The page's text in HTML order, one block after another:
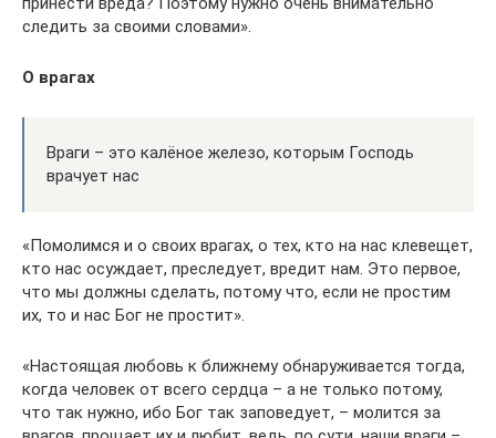
следить за своими словами».
О врагах
Враги – это калёное железо, которым Господь
врачует нас
«Помолимся и о своих врагах, о тех, кто на нас клевещет,
кто нас осуждает, преследует, вредит нам. Это первое,
что мы должны сделать, потому что, если не простим
их, то и нас Бог не простит».
«Настоящая любовь к ближнему обнаруживается тогда,
когда человек от всего сердца – а не только потому,
что так нужно, ибо Бог так заповедует, – молится за